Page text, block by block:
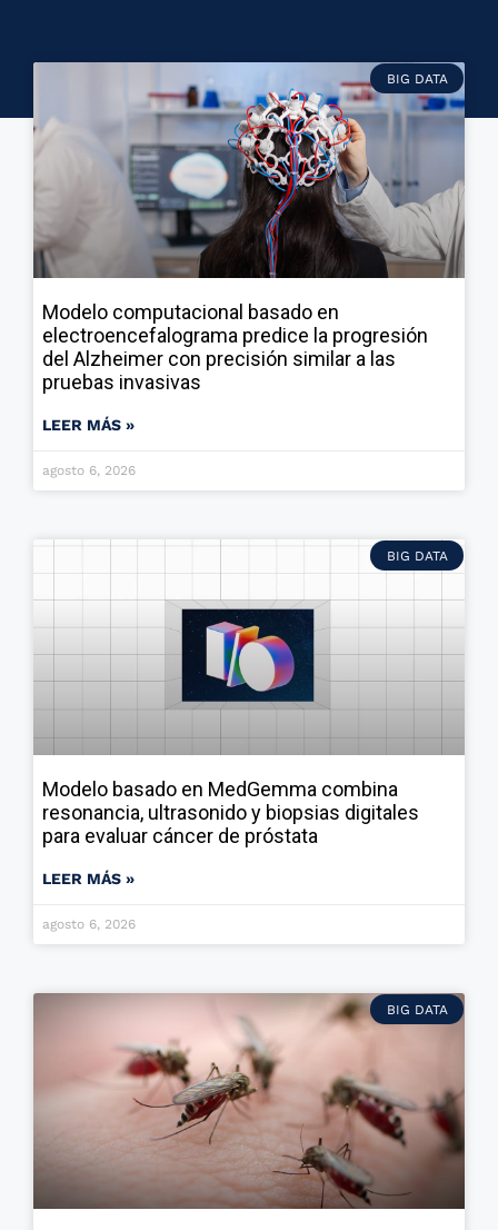
BIG DATA
Modelo computacional basado en
electroencefalograma predice la progresión
del Alzheimer con precisión similar a las
pruebas invasivas
LEER MÁS »
agosto 6, 2026
BIG DATA
Modelo basado en MedGemma combina
resonancia, ultrasonido y biopsias digitales
para evaluar cáncer de próstata
LEER MÁS »
agosto 6, 2026
BIG DATA